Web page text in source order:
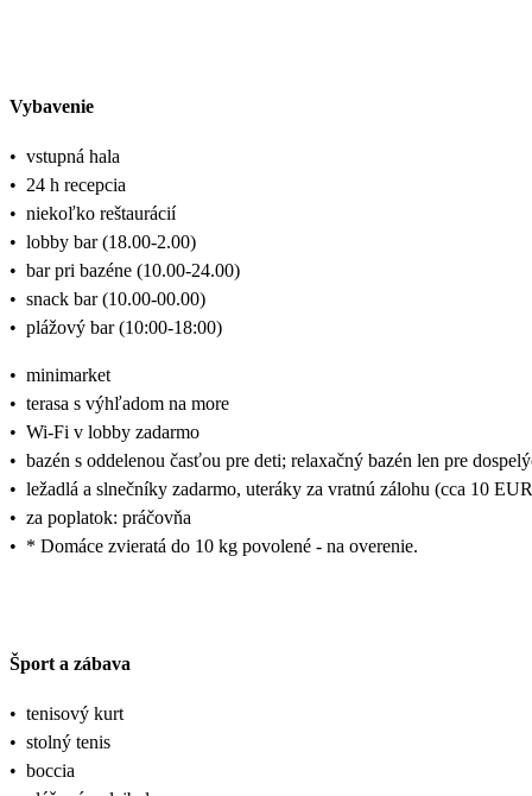
Vybavenie
• vstupná hala
• 24 h recepcia
• niekoľko reštaurácií
• lobby bar (18.00-2.00)
• bar pri bazéne (10.00-24.00)
• snack bar (10.00-00.00)
• plážový bar (10:00-18:00)
• minimarket
• terasa s výhľadom na more
• Wi-Fi v lobby zadarmo
• bazén s oddelenou časťou pre deti; relaxačný bazén len pre
• ležadlá a slnečníky zadarmo, uteráky za vratnú zálohu (cca 10
• za poplatok: práčovňa
• * Domáce zvieratá do 10 kg povolené - na overenie.
Šport a zábava
• tenisový kurt
• stolný tenis
• boccia